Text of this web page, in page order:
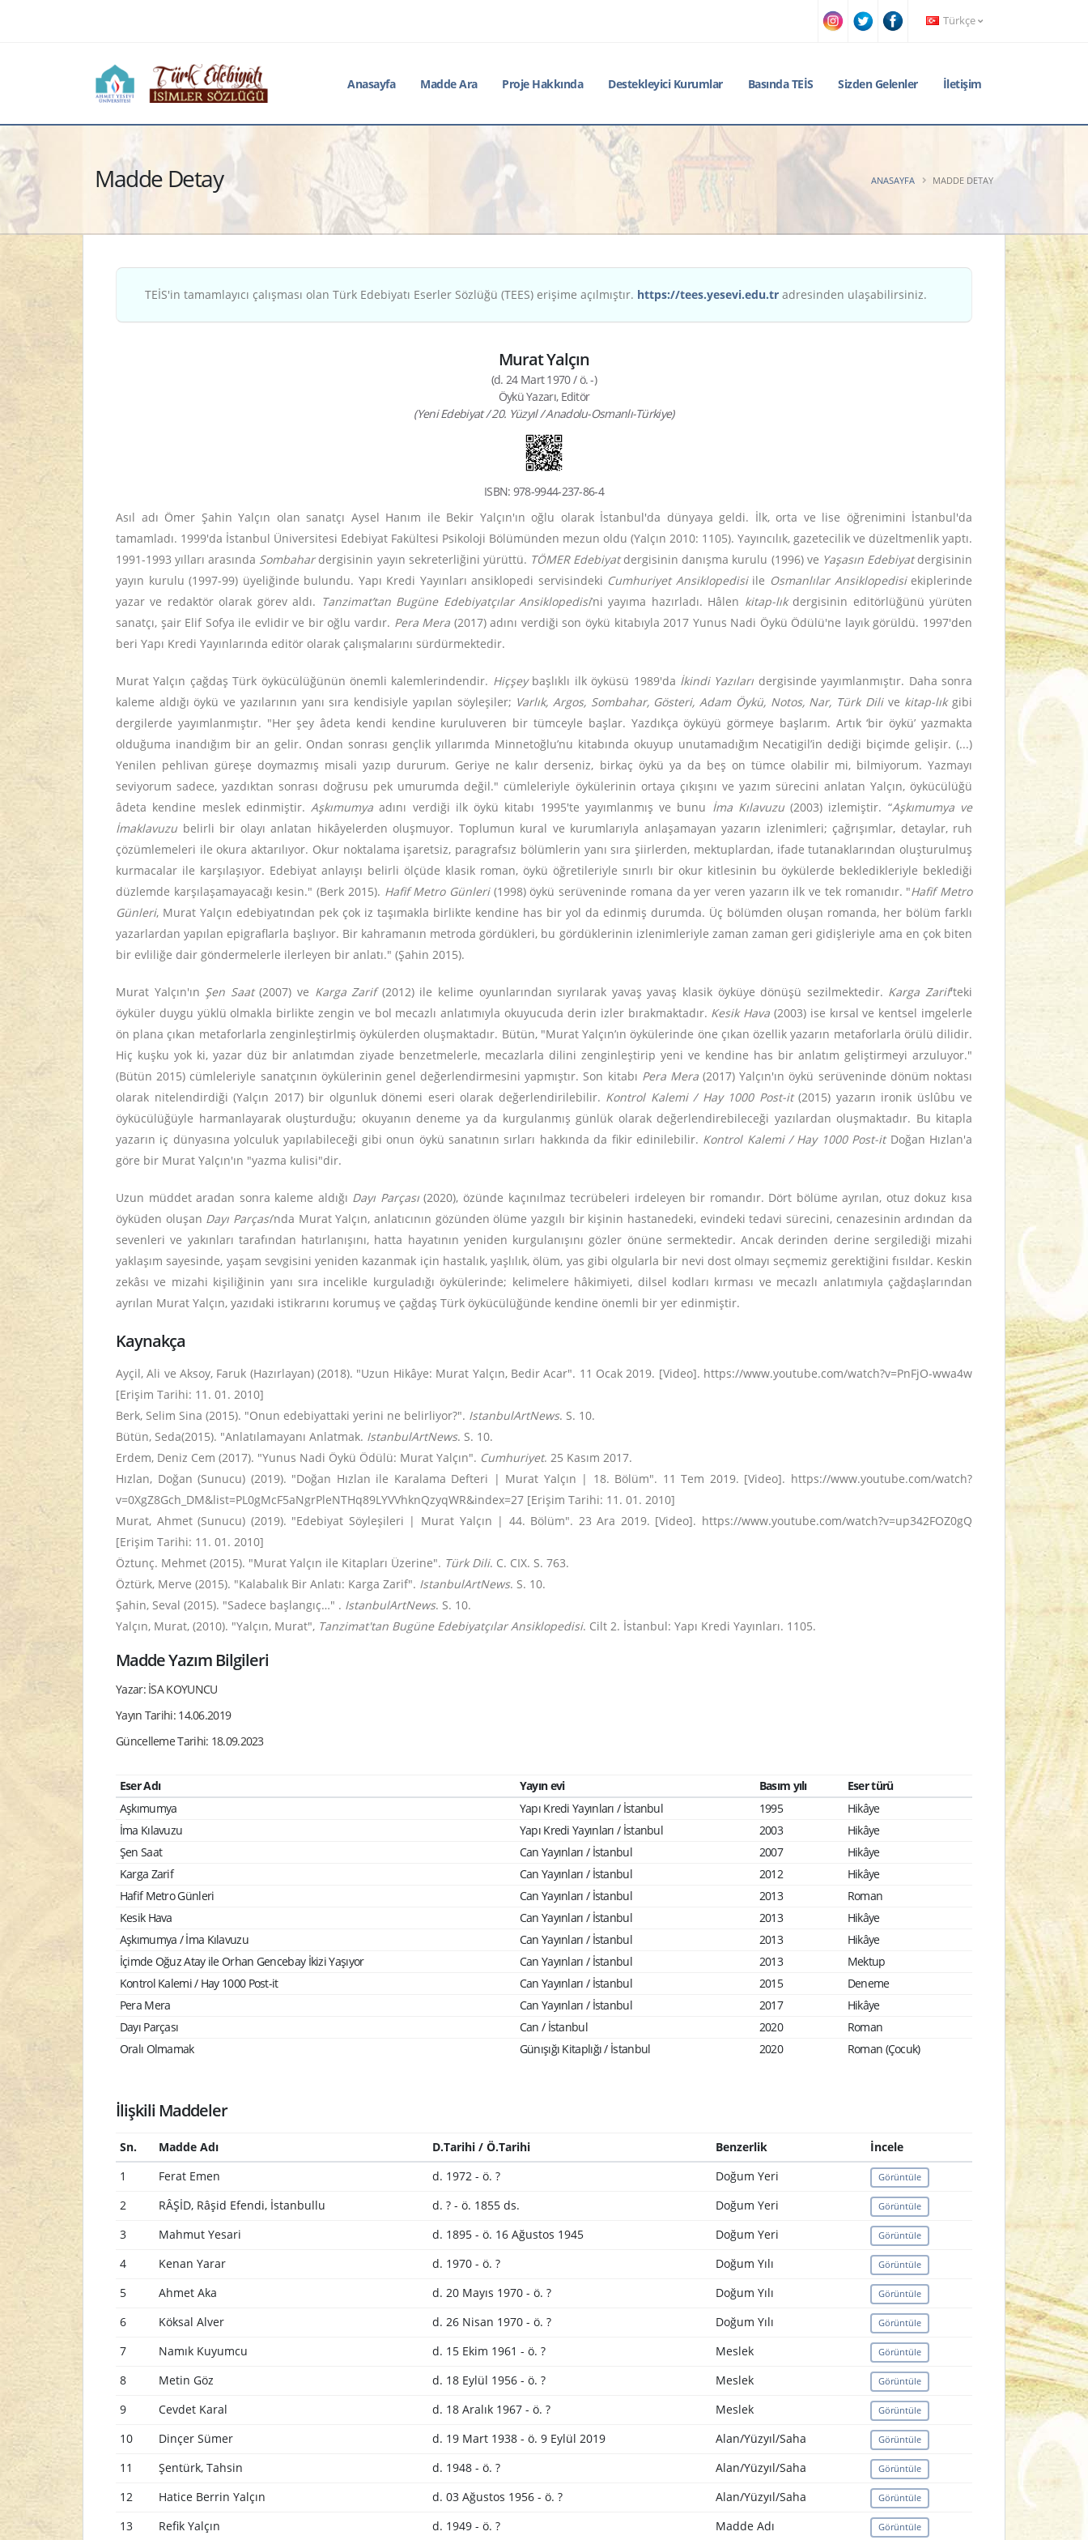
Türkçe
Anasayfa Madde Ara Proje Hakkında Destekleyici Kurumlar Basında TEİS Sizden Gelenler İletişim
Madde Detay ANASAYFA MADDE DETAY
TEİS'in tamamlayıcı çalışması olan Türk Edebiyatı Eserler Sözlüğü (TEES) erişime açılmıştır. https://tees.yesevi.edu.tr adresinden ulaşabilirsiniz.
Murat Yalçın
(d. 24 Mart 1970 / ö. -)
Öykü Yazarı, Editör
(Yeni Edebiyat / 20. Yüzyıl / Anadolu-Osmanlı-Türkiye)
ISBN: 978-9944-237-86-4
Asıl adı Ömer Şahin Yalçın olan sanatçı Aysel Hanım ile Bekir Yalçın'ın oğlu olarak İstanbul'da dünyaya geldi. İlk, orta ve lise öğrenimini İstanbul'da
tamamladı. 1999'da İstanbul Üniversitesi Edebiyat Fakültesi Psikoloji Bölümünden mezun oldu (Yalçın 2010: 1105). Yayıncılık, gazetecilik ve düzeltmenlik yaptı.
1991-1993 yılları arasında Sombahardergisinin yayın sekreterliğini yürüttü. TÖMER Edebiyatdergisinin danışma kurulu (1996) ve Yaşasın Edebiyatdergisinin
yayın kurulu (1997-99) üyeliğinde bulundu. Yapı Kredi Yayınları ansiklopedi servisindeki Cumhuriyet Ansiklopedisiile Osmanlılar Ansiklopedisiekiplerinde
yazar ve redaktör olarak görev aldı. Tanzimat’tan Bugüne Edebiyatçılar Ansiklopedisi’ni yayıma hazırladı. Hâlen kitap-lıkdergisinin editörlüğünü yürüten
sanatçı, şair Elif Sofya ile evlidir ve bir oğlu vardır. Pera Mera (2017) adını verdiği son öykü kitabıyla 2017 Yunus Nadi Öykü Ödülü'ne layık görüldü. 1997'den
beri Yapı Kredi Yayınlarında editör olarak çalışmalarını sürdürmektedir.
Murat Yalçın çağdaş Türk öykücülüğünün önemli kalemlerindendir. Hiçşey başlıklı ilk öyküsü 1989'da İkindi Yazıları dergisinde yayımlanmıştır. Daha sonra
kaleme aldığı öykü ve yazılarının yanı sıra kendisiyle yapılan söyleşiler; Varlık, Argos, Sombahar, Gösteri, Adam Öykü, Notos, Nar, Türk Dili ve kitap-lıkgibi
dergilerde yayımlanmıştır. "Her şey âdeta kendi kendine kuruluveren bir tümceyle başlar. Yazdıkça öyküyü görmeye başlarım. Artık ‘bir öykü’ yazmakta
olduğuma inandığım bir an gelir. Ondan sonrası gençlik yıllarımda Minnetoğlu’nu kitabında okuyup unutamadığım Necatigil’in dediği biçimde gelişir. (...)
Yenilen pehlivan güreşe doymazmış misali yazıp dururum. Geriye ne kalır derseniz, birkaç öykü ya da beş on tümce olabilir mi, bilmiyorum. Yazmayı
seviyorum sadece, yazdıktan sonrası doğrusu pek umurumda değil." cümleleriyle öykülerinin ortaya çıkışını ve yazım sürecini anlatan Yalçın, öykücülüğü
âdeta kendine meslek edinmiştir.Aşkımumya adını verdiği ilk öykü kitabı 1995'te yayımlanmış ve bunu İma Kılavuzu(2003) izlemiştir. “Aşkımumya ve
İmaklavuzu belirli bir olayı anlatan hikâyelerden oluşmuyor. Toplumun kural ve kurumlarıyla anlaşamayan yazarın izlenimleri; çağrışımlar, detaylar, ruh
çözümlemeleri ile okura aktarılıyor. Okur noktalama işaretsiz, paragrafsız bölümlerin yanı sıra şiirlerden, mektuplardan, ifade tutanaklarından oluşturulmuş
kurmacalar ile karşılaşıyor. Edebiyat anlayışı belirli ölçüde klasik roman, öykü öğretileriyle sınırlı bir okur kitlesinin bu öykülerde bekledikleriyle beklediği
düzlemde karşılaşamayacağı kesin." (Berk 2015). Hafif Metro Günleri (1998) öykü serüveninde romana da yer veren yazarın ilk ve tek romanıdır. "Hafif Metro
Günleri, Murat Yalçın edebiyatından pek çok iz taşımakla birlikte kendine has bir yol da edinmiş durumda. Üç bölümden oluşan romanda, her bölüm farklı
yazarlardan yapılan epigraflarla başlıyor. Bir kahramanın metroda gördükleri, bu gördüklerinin izlenimleriyle zaman zaman geri gidişleriyle ama en çok biten
bir evliliğe dair göndermelerle ilerleyen bir anlatı." (Şahin 2015).
Murat Yalçın'ın Şen Saat(2007) ve Karga Zarif(2012) ile kelime oyunlarından sıyrılarak yavaş yavaş klasik öyküye dönüşü sezilmektedir. Karga Zarif'teki
öyküler duygu yüklü olmakla birlikte zengin ve bol mecazlı anlatımıyla okuyucuda derin izler bırakmaktadır. Kesik Hava (2003) ise kırsal ve kentsel imgelerle
ön plana çıkan metaforlarla zenginleştirlmiş öykülerden oluşmaktadır. Bütün, "Murat Yalçın’ın öykülerinde öne çıkan özellik yazarın metaforlarla örülü dilidir.
Hiç kuşku yok ki, yazar düz bir anlatımdan ziyade benzetmelerle, mecazlarla dilini zenginleştirip yeni ve kendine has bir anlatım geliştirmeyi arzuluyor."
(Bütün 2015) cümleleriyle sanatçının öykülerinin genel değerlendirmesini yapmıştır. Son kitabı Pera Mera(2017) Yalçın'ın öykü serüveninde dönüm noktası
olarak nitelendirdiği (Yalçın 2017) bir olgunluk dönemi eseri olarak değerlendirilebilir. Kontrol Kalemi / Hay 1000 Post-it(2015) yazarın ironik üslûbu ve
öykücülüğüyle harmanlayarak oluşturduğu; okuyanın deneme ya da kurgulanmış günlük olarak değerlendirebileceği yazılardan oluşmaktadır. Bu kitapla
yazarın iç dünyasına yolculuk yapılabileceği gibi onun öykü sanatının sırları hakkında da fikir edinilebilir. Kontrol Kalemi / Hay 1000 Post-it Doğan Hızlan'a
göre bir Murat Yalçın'ın "yazma kulisi"dir.
Uzun müddet aradan sonra kaleme aldığı Dayı Parçası(2020), özünde kaçınılmaz tecrübeleri irdeleyen bir romandır. Dört bölüme ayrılan, otuz dokuz kısa
öyküden oluşan Dayı Parçası’nda Murat Yalçın, anlatıcının gözünden ölüme yazgılı bir kişinin hastanedeki, evindeki tedavi sürecini, cenazesinin ardından da
sevenleri ve yakınları tarafından hatırlanışını, hatta hayatının yeniden kurgulanışını gözler önüne sermektedir. Ancak derinden derine sergilediği mizahi
yaklaşım sayesinde, yaşam sevgisini yeniden kazanmak için hastalık, yaşlılık, ölüm, yas gibi olgularla bir nevi dost olmayı seçmemiz gerektiğini fısıldar. Keskin
zekâsı ve mizahi kişiliğinin yanı sıra incelikle kurguladığı öykülerinde; kelimelere hâkimiyeti, dilsel kodları kırması ve mecazlı anlatımıyla çağdaşlarından
ayrılan Murat Yalçın, yazıdaki istikrarını korumuş ve çağdaş Türk öykücülüğünde kendine önemli bir yer edinmiştir.
Kaynakça
Ayçil, Ali ve Aksoy, Faruk (Hazırlayan) (2018). "Uzun Hikâye: Murat Yalçın, Bedir Acar". 11 Ocak 2019. [Video]. https://www.youtube.com/watch?v=PnFjO-wwa4w
[Erişim Tarihi: 11. 01. 2010]
Berk, Selim Sina (2015). "Onun edebiyattaki yerini ne belirliyor?". IstanbulArtNews. S. 10.
Bütün, Seda(2015). "Anlatılamayanı Anlatmak. IstanbulArtNews. S. 10.
Erdem, Deniz Cem (2017). "Yunus Nadi Öykü Ödülü: Murat Yalçın". Cumhuriyet. 25 Kasım 2017.
Hızlan, Doğan (Sunucu) (2019). "Doğan Hızlan ile Karalama Defteri | Murat Yalçın | 18. Bölüm". 11 Tem 2019. [Video]. https://www.youtube.com/watch?
v=0XgZ8Gch_DM&list=PL0gMcF5aNgrPleNTHq89LYVVhknQzyqWR&index=27 [Erişim Tarihi: 11. 01. 2010]
Murat, Ahmet (Sunucu) (2019). "Edebiyat Söyleşileri | Murat Yalçın | 44. Bölüm". 23 Ara 2019. [Video]. https://www.youtube.com/watch?v=up342FOZ0gQ
[Erişim Tarihi: 11. 01. 2010]
Öztunç. Mehmet (2015). "Murat Yalçın ile Kitapları Üzerine". Türk Dili. C. CIX. S. 763.
Öztürk, Merve (2015). "Kalabalık Bir Anlatı: Karga Zarif". IstanbulArtNews. S. 10.
Şahin, Seval (2015). "Sadece başlangıç…" . IstanbulArtNews. S. 10.
Yalçın, Murat, (2010). "Yalçın, Murat", Tanzimat'tan Bugüne Edebiyatçılar Ansiklopedisi. Cilt 2. İstanbul: Yapı Kredi Yayınları. 1105.
Madde Yazım Bilgileri
Yazar: İSA KOYUNCU
Yayın Tarihi: 14.06.2019
Güncelleme Tarihi: 18.09.2023
Eser Adı Yayın evi Basım yılı
Eser türü
Aşkımumya
Yapı Kredi Yayınları / İstanbul 1995
Hikâye
İma Kılavuzu
Yapı Kredi Yayınları / İstanbul 2003
Hikâye
Şen Saat
Can Yayınları / İstanbul 2007
Hikâye
Karga Zarif
Can Yayınları / İstanbul 2012
Hikâye
Hafif Metro Günleri
Can Yayınları / İstanbul 2013
Roman
Kesik Hava
Can Yayınları / İstanbul 2013
Hikâye
Aşkımumya / İma Kılavuzu
Can Yayınları / İstanbul 2013
Hikâye
İçimde Oğuz Atay ile Orhan Gencebay İkizi Yaşıyor
Can Yayınları / İstanbul 2013
Mektup
Kontrol Kalemi / Hay 1000 Post-it
Can Yayınları / İstanbul 2015
Deneme
Pera Mera
Can Yayınları / İstanbul 2017
Hikâye
Dayı Parçası
Can / İstanbul 2020
Roman
Oralı Olmamak
Günışığı Kitaplığı / İstanbul 2020 Roman (Çocuk)
İlişkili Maddeler
Sn. Madde Adı D.Tarihi / Ö.Tarihi Benzerlik
İncele
1
Ferat Emen d. 1972 - ö. ? Doğum Yeri Görüntüle
2 RÂŞİD, Râşid Efendi, İstanbullu d. ? - ö. 1855 ds. Doğum Yeri Görüntüle
3 Mahmut Yesari d. 1895 - ö. 16 Ağustos 1945 Doğum Yeri Görüntüle
4 Kenan Yarar d. 1970 - ö. ? Doğum Yılı Görüntüle
5 Ahmet Aka d. 20 Mayıs 1970 - ö. ? Doğum Yılı Görüntüle
6 Köksal Alver d. 26 Nisan 1970 - ö. ? Doğum Yılı Görüntüle
7 Namık Kuyumcu d. 15 Ekim 1961 - ö. ? Meslek Görüntüle
8 Metin Göz d. 18 Eylül 1956 - ö. ? Meslek Görüntüle
9 Cevdet Karal d. 18 Aralık 1967 - ö. ? Meslek Görüntüle
10 Dinçer Sümer d. 19 Mart 1938 - ö. 9 Eylül 2019 Alan/Yüzyıl/Saha Görüntüle
11 Şentürk, Tahsin d. 1948 - ö. ? Alan/Yüzyıl/Saha Görüntüle
12 Hatice Berrin Yalçın d. 03 Ağustos 1956 - ö. ? Alan/Yüzyıl/Saha Görüntüle
13 Refik Yalçın d. 1949 - ö. ? Madde Adı Görüntüle